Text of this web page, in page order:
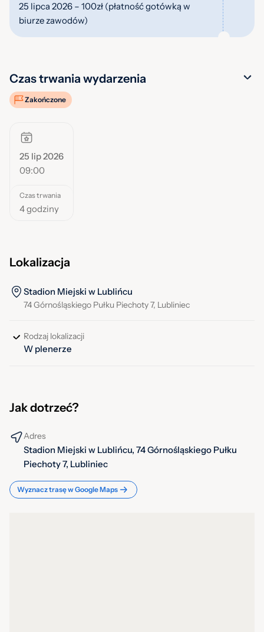
25 lipca 2026 – 100zł (płatność gotówką w
biurze zawodów)
Czas trwania wydarzenia
Zakończone
25 lip 2026
09:00
Czas trwania
4 godziny
Lokalizacja
Stadion Miejski w Lublińcu
74 Górnośląskiego Pułku Piechoty 7, Lubliniec
Rodzaj lokalizacji
W plenerze
Jak dotrzeć?
Adres
Stadion Miejski w Lublińcu, 74 Górnośląskiego Pułku
Piechoty 7, Lubliniec
Wyznacz trasę w Google Maps